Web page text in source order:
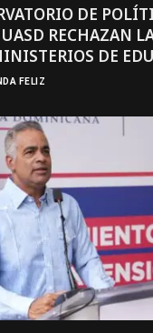
DE
RECHAZAN
DE
FELIZ